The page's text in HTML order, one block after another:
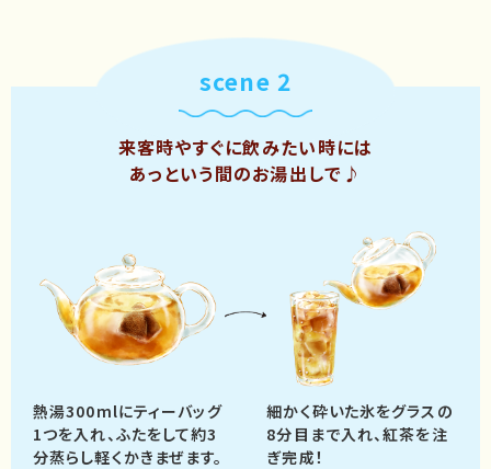
scene 2
来客時やすぐに飲みたい時には
あっという間のお湯出しで♪
熱湯300mlにティーバッグ
1つを入れ、 ふたをして約3
分蒸らし軽くかきまぜます。
細かく砕いた氷をグラスの
8分目まで入れ、紅茶を注
ぎ完成！